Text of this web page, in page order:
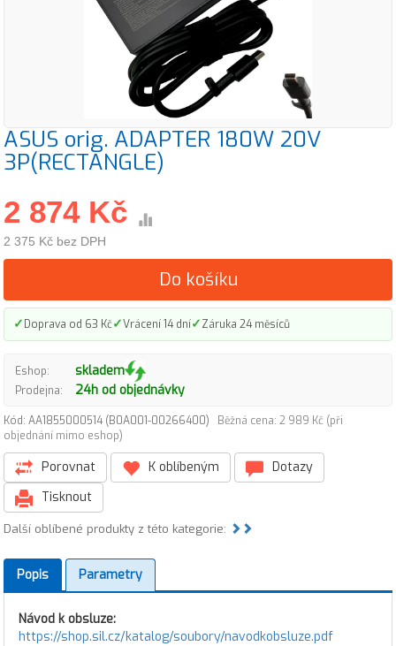
ASUS orig. ADAPTER 180W 20V
3P(RECTANGLE)
2 874 Kč
2 375 Kč bez DPH
Do košíku
✓Doprava od 63 Kč✓Vrácení 14 dní✓Záruka 24 měsíců
Eshop: skladem
Prodejna: 24h od objednávky
Kód: AA1855000514 (B0A001-00266400)
Běžná cena: 2 989 Kč (při
objednání mimo eshop)
Porovnat K oblíbeným
Dotazy
Tisknout
Další oblíbené produkty z této kategorie:
Popis Parametry
Návod k obsluze:
https://shop.sil.cz/katalog/soubory/navodkobsluze.pdf